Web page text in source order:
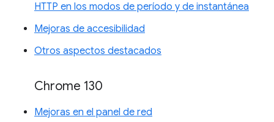
HTTP en los modos de período y de instantánea
Mejoras de accesibilidad
Otros aspectos destacados
Chrome 130
Mejoras en el panel de red